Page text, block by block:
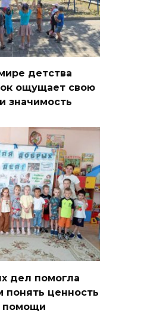
детства
ощущает свою
значимость
дел помогла
ценность
помощи